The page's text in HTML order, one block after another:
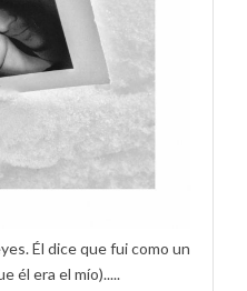
Él dice que fui como un
él era el mío).....